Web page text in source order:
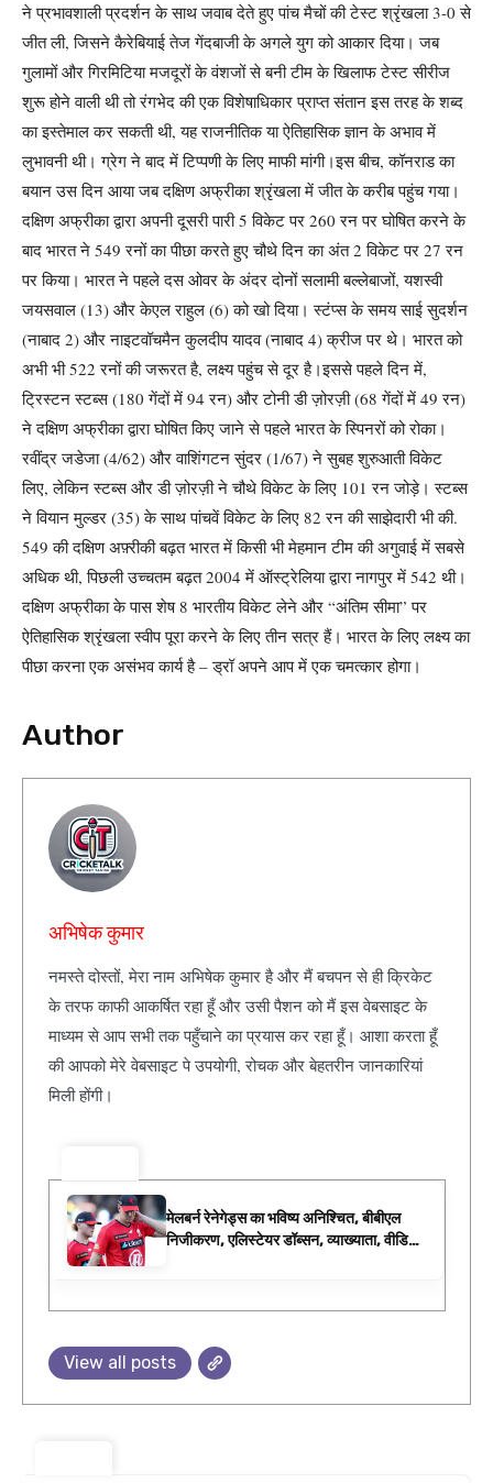
ने प्रभावशाली प्रदर्शन के साथ जवाब देते हुए पांच मैचों की टेस्ट श्रृंखला 3-0 से
जीत ली, जिसने कैरेबियाई तेज गेंदबाजी के अगले युग को आकार दिया। जब
गुलामों और गिरमिटिया मजदूरों के वंशजों से बनी टीम के खिलाफ टेस्ट सीरीज
शुरू होने वाली थी तो रंगभेद की एक विशेषाधिकार प्राप्त संतान इस तरह के शब्द
का इस्तेमाल कर सकती थी, यह राजनीतिक या ऐतिहासिक ज्ञान के अभाव में
लुभावनी थी।ग्रेग ने बाद में टिप्पणी के लिए माफी मांगी।इस बीच, कॉनराड का
बयान उस दिन आया जब दक्षिण अफ्रीका श्रृंखला में जीत के करीब पहुंच गया।
दक्षिण अफ्रीका द्वारा अपनी दूसरी पारी 5 विकेट पर 260 रन पर घोषित करने के
बाद भारत ने 549 रनों का पीछा करते हुए चौथे दिन का अंत 2 विकेट पर 27 रन
पर किया। भारत ने पहले दस ओवर के अंदर दोनों सलामी बल्लेबाजों, यशस्वी
जयसवाल (13) और केएल राहुल (6) को खो दिया। स्टंप्स के समय साई सुदर्शन
(नाबाद 2) और नाइटवॉचमैन कुलदीप यादव (नाबाद 4) क्रीज पर थे। भारत को
अभी भी 522 रनों की जरूरत है, लक्ष्य पहुंच से दूर है।इससे पहले दिन में,
ट्रिस्टन स्टब्स (180 गेंदों में 94 रन) और टोनी डी ज़ोरज़ी (68 गेंदों में 49 रन)
ने दक्षिण अफ्रीका द्वारा घोषित किए जाने से पहले भारत के स्पिनरों को रोका।
रवींद्र जडेजा (4/62) और वाशिंगटन सुंदर (1/67) ने सुबह शुरुआती विकेट
लिए, लेकिन स्टब्स और डी ज़ोरज़ी ने चौथे विकेट के लिए 101 रन जोड़े।स्टब्स
ने वियान मुल्डर (35) के साथ पांचवें विकेट के लिए 82 रन की साझेदारी भी की.
549 की दक्षिण अफ़्रीकी बढ़त भारत में किसी भी मेहमान टीम की अगुवाई में सबसे
अधिक थी, पिछली उच्चतम बढ़त 2004 में ऑस्ट्रेलिया द्वारा नागपुर में 542 थी।
दक्षिण अफ्रीका के पास शेष 8 भारतीय विकेट लेने और “अंतिम सीमा” पर
ऐतिहासिक श्रृंखला स्वीप पूरा करने के लिए तीन सत्र हैं। भारत के लिए लक्ष्य का
पीछा करना एक असंभव कार्य है – ड्रॉ अपने आप में एक चमत्कार होगा।
Author
अभिषेक कुमार
नमस्ते दोस्तों, मेरा नाम अभिषेक कुमार है और मैं बचपन से ही क्रिकेट
के तरफ काफी आकर्षित रहा हूँ और उसी पैशन को मैं इस वेबसाइट के
माध्यम से आप सभी तक पहुँचाने का प्रयास कर रहा हूँ। आशा करता हूँ
की आपको मेरे वेबसाइट पे उपयोगी, रोचक और बेहतरीन जानकारियां
मिली होंगी।
मेलबर्न रेनेगेड्स का भविष्य अनिश्चित, बीबीएल
निजीकरण, एलिस्टेयर डॉब्सन, व्याख्याता, वीडियो,
View all posts